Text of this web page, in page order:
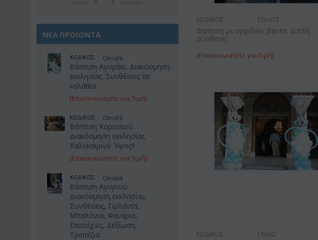
ΝΕΑ ΠΡΟΙΟΝΤΑ
ΚΩΔΙΚΟΣ: Chris36
Βάπτιση Αγοράκι. Διακόσμηση
εκκλησίας. Συνθέσεις σε
καλάθια.
[Επικοινωνήστε για Τιμή]
ΚΩΔΙΚΟΣ: Chris35
Βάπτιση Κοριτσιού.
Διακόσμηση εκκλησίας.
Καλοκαιρινό Ύφος!!
[Επικοινωνήστε για Τιμή]
ΚΩΔΙΚΟΣ: Chris34
Βάπτιση Αγοριού.
Διακόσμηση εκκλησίας.
Συνθέσεις, Γιρλάντα,
Μπαλόνια, Φανάρια,
Επιτοίχιες, Δεξίωση,
Τραπέζια.
ΚΩΔΙΚΟΣ: Chris12
Βάπτιση με ορχιδέες βάντα. Διπλή
σύνθεση.
[Επικοινωνήστε για Τιμή]
ΚΩΔΙΚΟΣ: Chris2